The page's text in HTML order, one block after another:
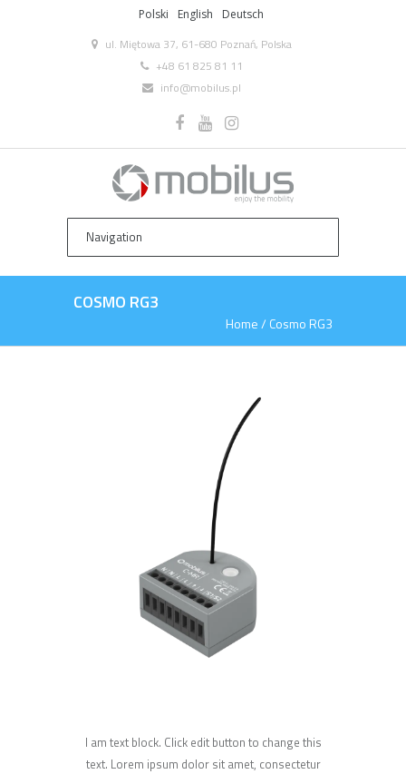
Polski English Deutsch
ul. Miętowa 37, 61-680 Poznań, Polska
+48 61 825 81 11
info@mobilus.pl
COSMO RG3
Home/ Cosmo RG3
I am text block. Click edit button to change this
text. Lorem ipsum dolor sit amet, consectetur